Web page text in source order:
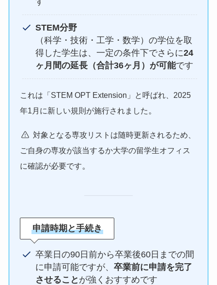
STEM分野
（科学・技術・工学・数学）の学位を取
得した学生は、一定の条件下でさらに24
ヶ月間の延長（合計36ヶ月）が可能です
これは「STEM OPT Extension」と呼ばれ、2025
年1月に新しい規則が施行されました。
対象となる専攻リストは随時更新されるため、
ご自身の専攻が該当するか大学の留学生オフィス
に確認が必要です。
申請時期と手続き
卒業日の90日前から卒業後60日までの間
に申請可能ですが、 卒業前に申請を完了
させること が強くおすすめです